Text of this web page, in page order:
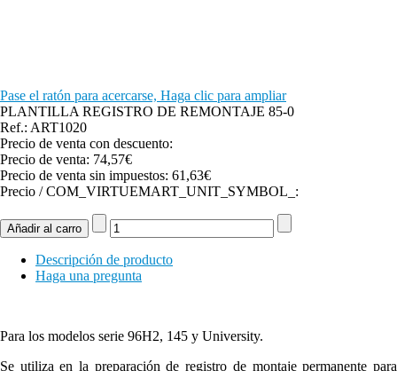
Pase el ratón para acercarse, Haga clic para ampliar
PLANTILLA REGISTRO DE REMONTAJE 85-0
Ref.: ART1020
Precio de venta con descuento:
Precio de venta: 74,57€
Precio de venta sin impuestos: 61,63€
Precio / COM_VIRTUEMART_UNIT_SYMBOL_:
Descripción de producto
Haga una pregunta
Para los modelos serie 96H2, 145 y University.
Se utiliza en la preparación de registro de montaje permanente para